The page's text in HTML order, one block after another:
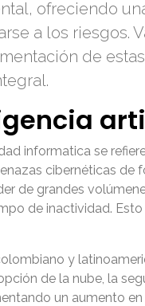
ofreciendo
a los riesgos.
de
informatica se
cibernéticas
de grandes
de inactividad.
y
de la nube, la
un aumento